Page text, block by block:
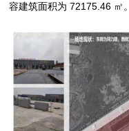
容建筑面积为 72175.46 ㎡。